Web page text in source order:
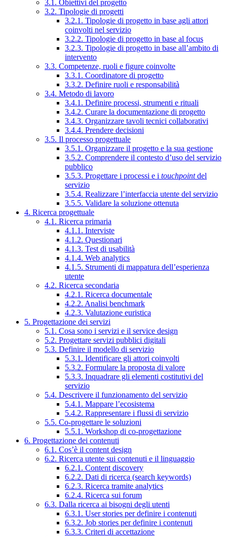
3.1. Obiettivi del progetto
3.2. Tipologie di progetti
3.2.1. Tipologie di progetto in base agli attori
coinvolti nel servizio
3.2.2. Tipologie di progetto in base al focus
3.2.3. Tipologie di progetto in base all’ambito di
intervento
3.3. Competenze, ruoli e figure coinvolte
3.3.1. Coordinatore di progetto
3.3.2. Definire ruoli e responsabilità
3.4. Metodo di lavoro
3.4.1. Definire processi, strumenti e rituali
3.4.2. Curare la documentazione di progetto
3.4.3. Organizzare tavoli tecnici collaborativi
3.4.4. Prendere decisioni
3.5. Il processo progettuale
3.5.1. Organizzare il progetto e la sua gestione
3.5.2. Comprendere il contesto d’uso del servizio
pubblico
3.5.3. Progettare i processi e i touchpointdel
servizio
3.5.4. Realizzare l’interfaccia utente del servizio
3.5.5. Validare la soluzione ottenuta
4. Ricerca progettuale
4.1. Ricerca primaria
4.1.1. Interviste
4.1.2. Questionari
4.1.3. Test di usabilità
4.1.4. Web analytics
4.1.5. Strumenti di mappatura dell’esperienza
utente
4.2. Ricerca secondaria
4.2.1. Ricerca documentale
4.2.2. Analisi benchmark
4.2.3. Valutazione euristica
5. Progettazione dei servizi
5.1. Cosa sono i servizi e il service design
5.2. Progettare servizi pubblici digitali
5.3. Definire il modello di servizio
5.3.1. Identificare gli attori coinvolti
5.3.2. Formulare la proposta di valore
5.3.3. Inquadrare gli elementi costitutivi del
servizio
5.4. Descrivere il funzionamento del servizio
5.4.1. Mappare l’ecosistema
5.4.2. Rappresentare i flussi di servizio
5.5. Co-progettare le soluzioni
5.5.1. Workshop di co-progettazione
6. Progettazione dei contenuti
6.1. Cos’è il content design
6.2. Ricerca utente sui contenuti e il linguaggio
6.2.1. Content discovery
6.2.2. Dati di ricerca (search keywords)
6.2.3. Ricerca tramite analytics
6.2.4. Ricerca sui forum
6.3. Dalla ricerca ai bisogni degli utenti
6.3.1. User stories per definire i contenuti
6.3.2. Job stories per definire i contenuti
6.3.3. Criteri di accettazione